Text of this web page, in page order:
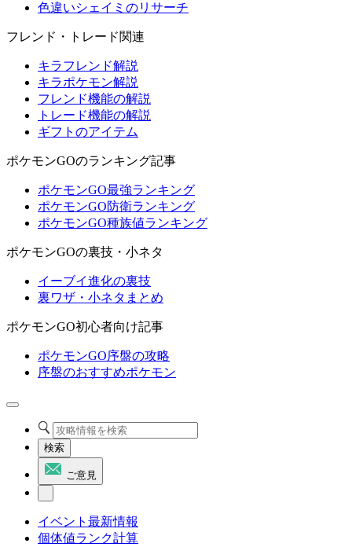
色違いシェイミのリサーチ
フレンド・トレード関連
キラフレンド解説
キラポケモン解説
フレンド機能の解説
トレード機能の解説
ギフトのアイテム
ポケモンGOのランキング記事
ポケモンGO最強ランキング
ポケモンGO防衛ランキング
ポケモンGO種族値ランキング
ポケモンGOの裏技・小ネタ
イーブイ進化の裏技
裏ワザ・小ネタまとめ
ポケモンGO初心者向け記事
ポケモンGO序盤の攻略
序盤のおすすめポケモン
検索
ご意見
イベント最新情報
個体値ランク計算